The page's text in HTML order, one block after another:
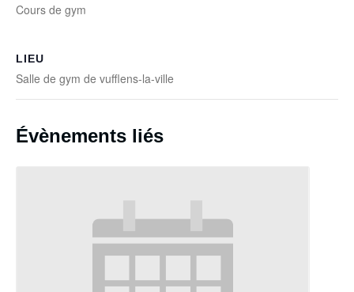
Cours de gym
LIEU
Salle de gym de vufflens-la-ville
Évènements liés